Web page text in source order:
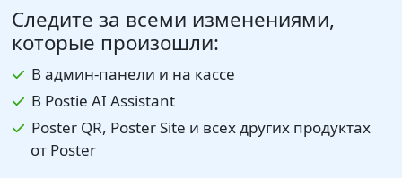
Следите за всеми изменениями,
которые произошли:
В админ-панели и на кассе
В Postie AI Assistant
Poster QR, Poster Site и всех других продуктах
от Poster